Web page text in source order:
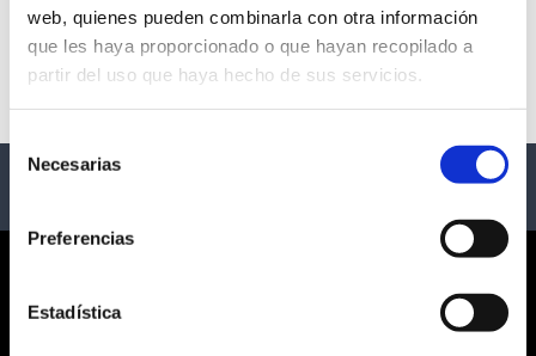
web, quienes pueden combinarla con otra información
que les haya proporcionado o que hayan recopilado a
partir del uso que haya hecho de sus servicios.
Selección
Necesarias
Preferencias
Estadística
Description
Conciertos de Pablo Alborán